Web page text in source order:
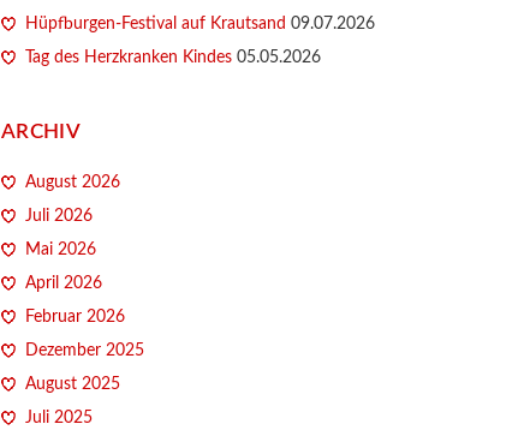
Hüpfburgen-Festival auf Krautsand 09.07.2026
Tag des Herzkranken Kindes 05.05.2026
ARCHIV
August 2026
Juli 2026
Mai 2026
April 2026
Februar 2026
Dezember 2025
August 2025
Juli 2025